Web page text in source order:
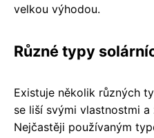
velkou výhodou.
Různé typy
Existuje několik různých
se liší svými vlastnostmi
Nejčastěji používaným